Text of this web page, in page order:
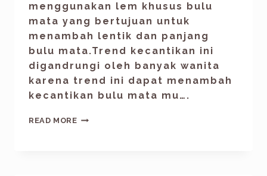
menggunakan lem khusus bulu
mata yang bertujuan untuk
menambah lentik dan panjang
bulu mata.Trend kecantikan ini
digandrungi oleh banyak wanita
karena trend ini dapat menambah
kecantikan bulu mata mu….
READ MORE